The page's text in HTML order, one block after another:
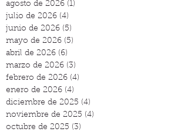
agosto de 2026 (1)
julio de 2026 (4)
junio de 2026 (5)
mayo de 2026 (5)
abril de 2026 (6)
marzo de 2026 (3)
febrero de 2026 (4)
enero de 2026 (4)
diciembre de 2025 (4)
noviembre de 2025 (4)
octubre de 2025 (3)